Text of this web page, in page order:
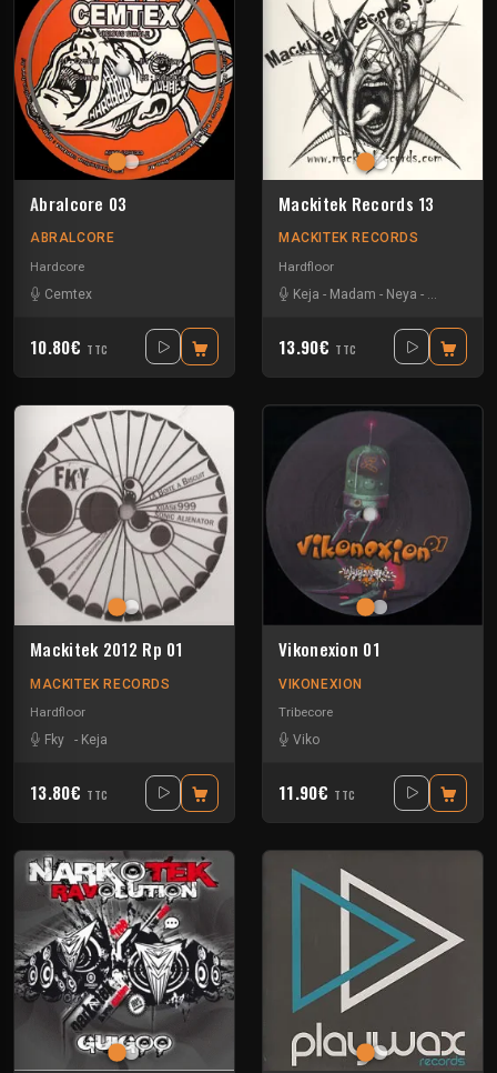
Abralcore 03
ABRALCORE
Hardcore
Cemtex
10.80€ TTC
Mackitek Records 13
MACKITEK RECORDS
Hardfloor
Keja - Madam - Neya -
13.90€ TTC
Mackitek 2012 Rp 01
MACKITEK RECORDS
Hardfloor
Fky
- Keja
13.80€ TTC
Vikonexion 01
VIKONEXION
Tribecore
Viko
11.90€ TTC